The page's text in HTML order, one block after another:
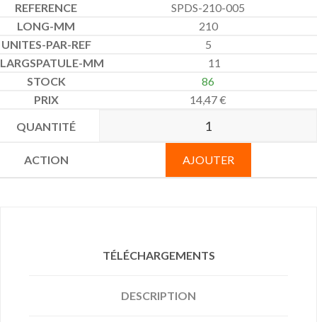
SPDS-210-005
210
5
11
86
14,47€
AJOUTER
TÉLÉCHARGEMENTS
DESCRIPTION